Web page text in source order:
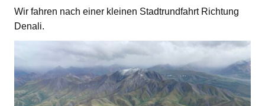
Wir fahren nach einer kleinen Stadtrundfahrt Richtung
Denali.